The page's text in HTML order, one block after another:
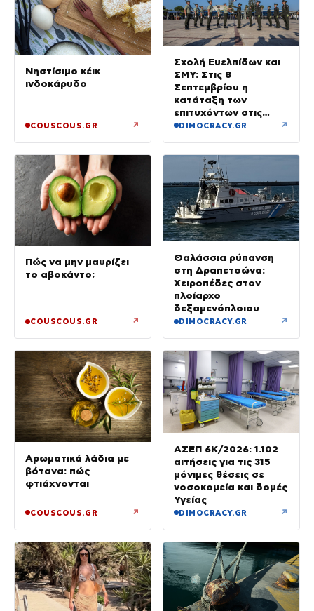
Νηστίσιμο κέικ
ινδοκάρυδο
COUSCOUS.GR ↗
Σχολή Ευελπίδων και
ΣΜΥ: Στις 8
Σεπτεμβρίου η
κατάταξη των
επιτυχόντων στις
Στρατιωτικές Σχολές
DIMOCRACY.GR ↗
Πώς να μην μαυρίζει
το αβοκάντο;
COUSCOUS.GR ↗
Θαλάσσια ρύπανση
στη Δραπετσώνα:
Χειροπέδες στον
πλοίαρχο
δεξαμενόπλοιου
DIMOCRACY.GR ↗
Αρωματικά λάδια με
βότανα: πώς
φτιάχνονται
COUSCOUS.GR ↗
ΑΣΕΠ 6Κ/2026: 1.102
αιτήσεις για τις 315
μόνιμες θέσεις σε
νοσοκομεία και δομές
Υγείας
DIMOCRACY.GR ↗